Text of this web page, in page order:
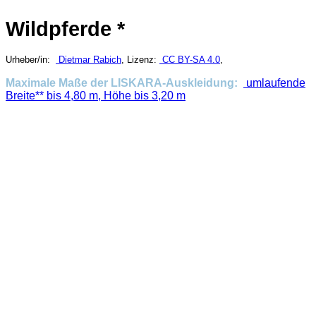
Wildpferde *
Urheber/in: Dietmar Rabich , Lizenz: CC BY-SA 4.0
Maximale Maße der LISKARA-Auskleidung:
umlaufende
Breite** bis 4,80 m, Höhe bis 3,20 m